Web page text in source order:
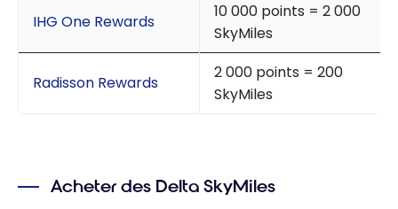
IHG One Rewards
10 000 points = 2 000
SkyMiles
Radisson Rewards
2 000 points = 200
SkyMiles
Acheter des Delta SkyMiles